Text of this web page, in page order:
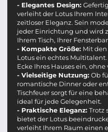
- Elegantes Design:
verleiht der Lotus Ihrem
zeitloser Eleganz. Sein
jeder Einrichtung und wird
Ihrem Tisch, Ihrer
- Kompakte Größe: Mit den
Lotus ein echtes
Ecke Ihres Hauses ein,
- Vielseitige Nutzung: Ob
romantische Dinner oder
Tischfeuer sorgt für eine
ideal für jede Gelegenheit.
- Praktische Eleganz: Trotz
bietet der Lotus
verleiht Ihrem Raum einen